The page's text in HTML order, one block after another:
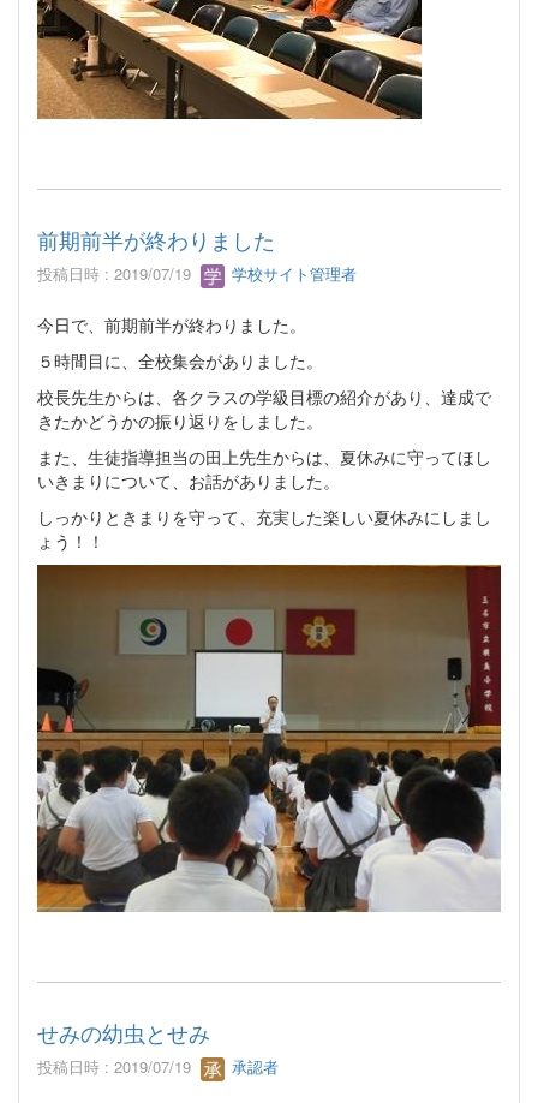
前期前半が終わりました
投稿日時 : 2019/07/19 学校サイト管理者
今日で、前期前半が終わりました。
５時間目に、全校集会がありました。
校長先生からは、各クラスの学級目標の紹介があり、達成で
きたかどうかの振り返りをしました。
また、生徒指導担当の田上先生からは、夏休みに守ってほし
いきまりについて、お話がありました。
しっかりときまりを守って、充実した楽しい夏休みにしまし
ょう！！
せみの幼虫とせみ
投稿日時 : 2019/07/19 承認者